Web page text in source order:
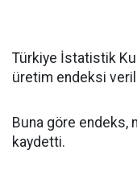
Türkiye İstatistik
üretim endeksi
Buna göre endeks,
kaydetti.